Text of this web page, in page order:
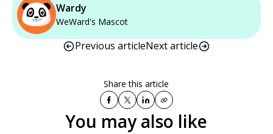
Wardy
WeWard's Mascot
Previous articleNext article
Share this article
You may also like